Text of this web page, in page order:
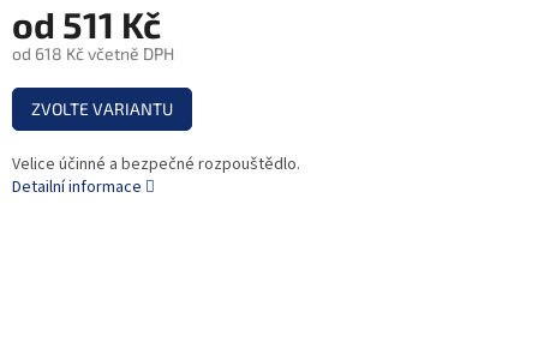
od 511 Kč
od 618 Kč včetně DPH
Měrná
cena:
ZVOLTE VARIANTU
Velice účinné a bezpečné rozpouštědlo.
Detailní informace